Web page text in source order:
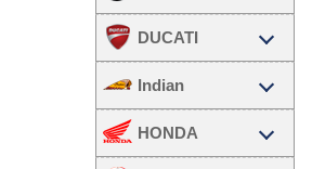
DUCATI
Indian
HONDA